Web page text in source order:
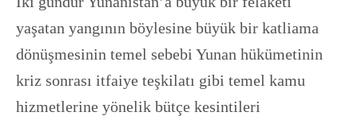
yaşatan yangının böylesine büyük bir katliama
dönüşmesinin temel sebebi Yunan hükümetinin
kriz sonrası itfaiye teşkilatı gibi temel kamu
hizmetlerine yönelik bütçe kesintileri